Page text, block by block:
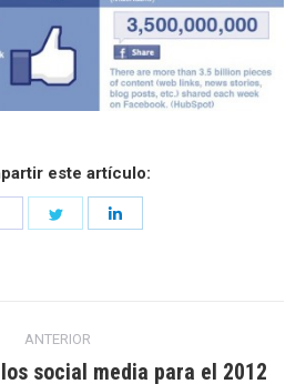
este artículo:
Share
ANTERIOR
Entrada
social media para el 2012